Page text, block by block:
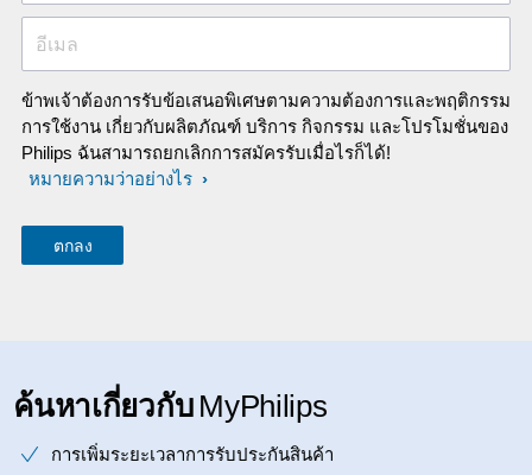
อีเมล
ข้าพเจ้าต้องการรับข้อเสนอพิเศษตามความต้องการและพฤติกรรม
การใช้งาน เกี่ยวกับผลิตภัณฑ์ บริการ กิจกรรม และโปรโมชั่นของ
Philips ฉันสามารถยกเลิกการสมัครรับเมื่อไรก็ได้!
หมายความว่าอย่างไร
ค้นหาเกี่ยวกับ MyPhilips
การเพิ่มระยะเวลาการรับประกันสินค้า